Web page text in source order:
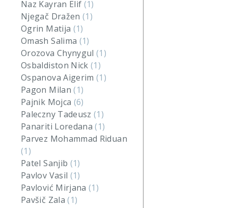
Naz Kayran Elif (1)
Njegač Dražen(1)
Ogrin Matija (1)
Omash Salima (1)
Orozova Chynygul(1)
Osbaldiston Nick(1)
Ospanova Aigerim(1)
Pagon Milan(1)
Pajnik Mojca (6)
Paleczny Tadeusz(1)
Panariti Loredana(1)
Parvez Mohammad Riduan
(1)
Patel Sanjib (1)
Pavlov Vasil (1)
Pavlović Mirjana(1)
Pavšič Zala(1)